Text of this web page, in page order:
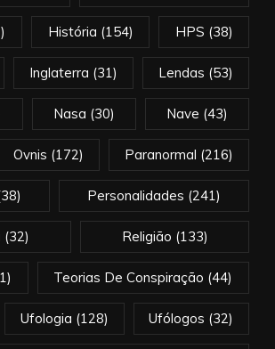
História (154) HPS (38)
Inglaterra (31) Lendas (53)
Nasa (30) Nave (43)
Ovnis (172) Paranormal (216)
Personalidades (241)
(32) Religião (133)
Teorias De Conspiração (44)
Ufologia (128) Ufólogos (32)